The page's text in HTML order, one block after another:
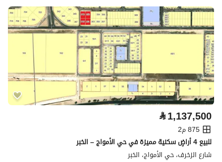
⃁1,137,500
875 م2
للبيع 4 أراضٍ سكنية مميزة في حي الأمواج – الخبر
شارع الزخرف، حي الأمواج، الخبر